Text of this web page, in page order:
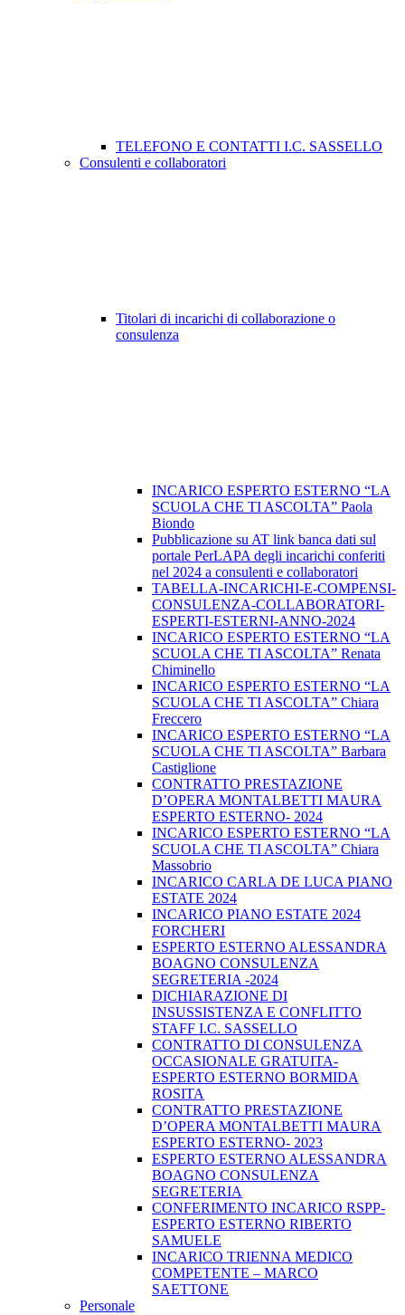
TELEFONO E CONTATTI I.C. SASSELLO
Consulenti e collaboratori
Titolari di incarichi di collaborazione o
consulenza
INCARICO ESPERTO ESTERNO “LA
SCUOLA CHE TI ASCOLTA” Paola
Biondo
Pubblicazione su AT link banca dati sul
portale PerLAPA degli incarichi conferiti
nel 2024 a consulenti e collaboratori
TABELLA-INCARICHI-E-COMPENSI-
CONSULENZA-COLLABORATORI-
ESPERTI-ESTERNI-ANNO-2024
INCARICO ESPERTO ESTERNO “LA
SCUOLA CHE TI ASCOLTA” Renata
Chiminello
INCARICO ESPERTO ESTERNO “LA
SCUOLA CHE TI ASCOLTA” Chiara
Freccero
INCARICO ESPERTO ESTERNO “LA
SCUOLA CHE TI ASCOLTA” Barbara
Castiglione
CONTRATTO PRESTAZIONE
D’OPERA MONTALBETTI MAURA
ESPERTO ESTERNO- 2024
INCARICO ESPERTO ESTERNO “LA
SCUOLA CHE TI ASCOLTA” Chiara
Massobrio
INCARICO CARLA DE LUCA PIANO
ESTATE 2024
INCARICO PIANO ESTATE 2024
FORCHERI
ESPERTO ESTERNO ALESSANDRA
BOAGNO CONSULENZA
SEGRETERIA -2024
DICHIARAZIONE DI
INSUSSISTENZA E CONFLITTO
STAFF I.C. SASSELLO
CONTRATTO DI CONSULENZA
OCCASIONALE GRATUITA-
ESPERTO ESTERNO BORMIDA
ROSITA
CONTRATTO PRESTAZIONE
D’OPERA MONTALBETTI MAURA
ESPERTO ESTERNO- 2023
ESPERTO ESTERNO ALESSANDRA
BOAGNO CONSULENZA
SEGRETERIA
CONFERIMENTO INCARICO RSPP-
ESPERTO ESTERNO RIBERTO
SAMUELE
INCARICO TRIENNA MEDICO
COMPETENTE – MARCO
SAETTONE
Personale